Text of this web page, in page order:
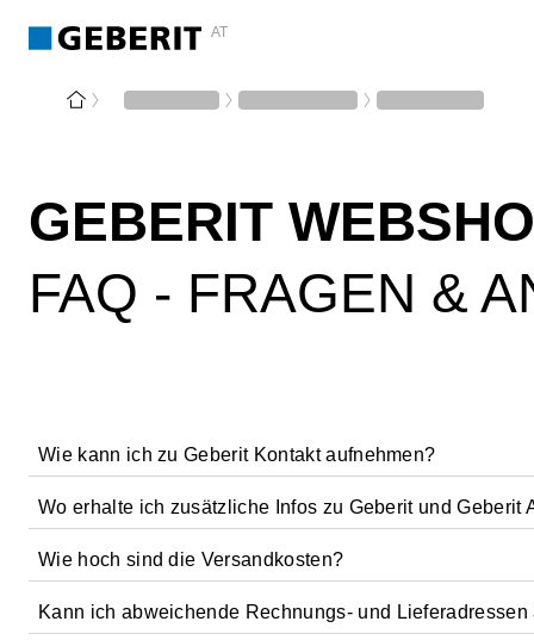
AT
GEBERIT
FAQ - FRAGEN &
Wie kann ich zu Geberit Kontakt aufnehmen?
Rufen Sie uns an:
Tel. 02742/401-500
Schreiben Sie uns eine Email:
Wo erhalte ich zusätzliche Infos zu Geberit und
Besuchen Sie https://www.geberit.at/aquacleanoder
Wie hoch sind die Versandkosten?
Die Versandkosten betragen pauschal EUR 8,40 inkl.
Kann ich abweichende Rechnungs- und Lieferadressen